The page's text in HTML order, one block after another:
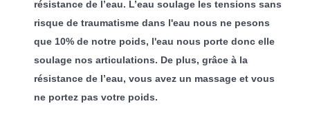
résistance de l’eau. L’eau soulage les tensions sans
risque de traumatisme dans l'eau nous ne pesons
que 10% de notre poids, l'eau nous porte donc elle
soulage nos articulations. De plus, grâce à la
résistance de l’eau, vous avez un massage et vous
ne portez pas votre poids.